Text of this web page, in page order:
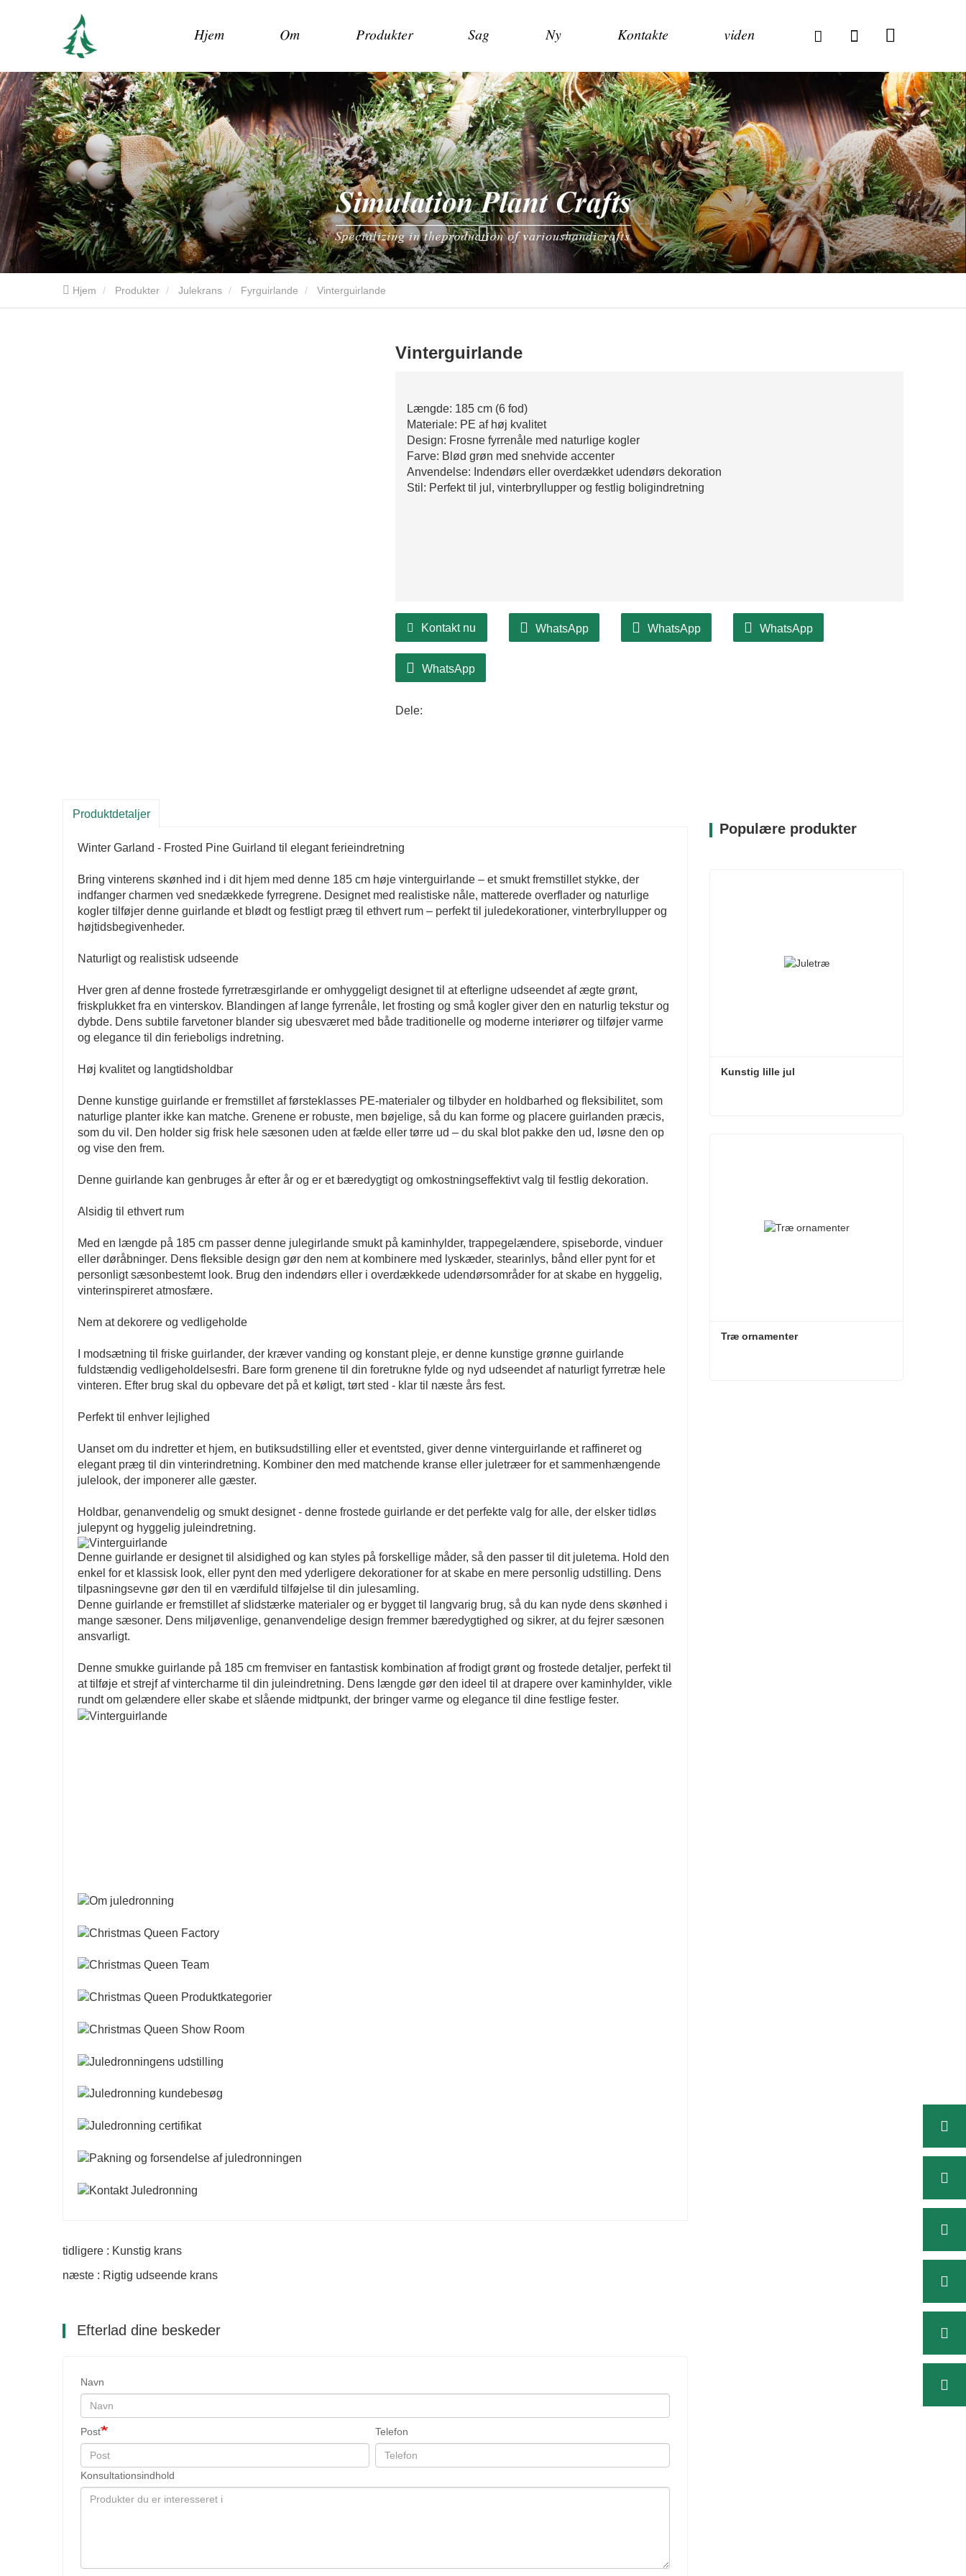
Hjem Om Produkter Sag Ny Kontakte viden
Hjem Produkter Julekrans Fyrguirlande Vinterguirlande
Vinterguirlande
Længde: 185 cm (6 fod)
Materiale: PE af høj kvalitet
Design: Frosne fyrrenåle med naturlige kogler
Farve: Blød grøn med snehvide accenter
Anvendelse: Indendørs eller overdækket udendørs dekoration
Stil: Perfekt til jul, vinterbryllupper og festlig boligindretning
Kontakt nu WhatsApp WhatsApp WhatsApp
WhatsApp
Dele:
Produktdetaljer
Winter Garland - Frosted Pine Guirland til elegant ferieindretning
Bring vinterens skønhed ind i dit hjem med denne 185 cm høje vinterguirlande – et smukt fremstillet stykke, der
indfanger charmen ved snedækkede fyrregrene. Designet med realistiske nåle, matterede overflader og naturlige
kogler tilføjer denne guirlande et blødt og festligt præg til ethvert rum – perfekt til juledekorationer, vinterbryllupper og
højtidsbegivenheder.
Naturligt og realistisk udseende
Hver gren af ​​denne frostede fyrretræsgirlande er omhyggeligt designet til at efterligne udseendet af ægte grønt,
friskplukket fra en vinterskov. Blandingen af ​​lange fyrrenåle, let frosting og små kogler giver den en naturlig tekstur og
dybde. Dens subtile farvetoner blander sig ubesværet med både traditionelle og moderne interiører og tilføjer varme
og elegance til din ferieboligs indretning.
Høj kvalitet og langtidsholdbar
Denne kunstige guirlande er fremstillet af førsteklasses PE-materialer og tilbyder en holdbarhed og fleksibilitet, som
naturlige planter ikke kan matche. Grenene er robuste, men bøjelige, så du kan forme og placere guirlanden præcis,
som du vil. Den holder sig frisk hele sæsonen uden at fælde eller tørre ud – du skal blot pakke den ud, løsne den op
og vise den frem.
Denne guirlande kan genbruges år efter år og er et bæredygtigt og omkostningseffektivt valg til festlig dekoration.
Alsidig til ethvert rum
Med en længde på 185 cm passer denne julegirlande smukt på kaminhylder, trappegelændere, spiseborde, vinduer
eller døråbninger. Dens fleksible design gør den nem at kombinere med lyskæder, stearinlys, bånd eller pynt for et
personligt sæsonbestemt look. Brug den indendørs eller i overdækkede udendørsområder for at skabe en hyggelig,
vinterinspireret atmosfære.
Nem at dekorere og vedligeholde
I modsætning til friske guirlander, der kræver vanding og konstant pleje, er denne kunstige grønne guirlande
fuldstændig vedligeholdelsesfri. Bare form grenene til din foretrukne fylde og nyd udseendet af naturligt fyrretræ hele
vinteren. Efter brug skal du opbevare det på et køligt, tørt sted - klar til næste års fest.
Perfekt til enhver lejlighed
Uanset om du indretter et hjem, en butiksudstilling eller et eventsted, giver denne vinterguirlande et raffineret og
elegant præg til din vinterindretning. Kombiner den med matchende kranse eller juletræer for et sammenhængende
julelook, der imponerer alle gæster.
Holdbar, genanvendelig og smukt designet - denne frostede guirlande er det perfekte valg for alle, der elsker tidløs
julepynt og hyggelig juleindretning.
Denne guirlande er designet til alsidighed og kan styles på forskellige måder, så den passer til dit juletema. Hold den
enkel for et klassisk look, eller pynt den med yderligere dekorationer for at skabe en mere personlig udstilling. Dens
tilpasningsevne gør den til en værdifuld tilføjelse til din julesamling.
Denne guirlande er fremstillet af slidstærke materialer og er bygget til langvarig brug, så du kan nyde dens skønhed i
mange sæsoner. Dens miljøvenlige, genanvendelige design fremmer bæredygtighed og sikrer, at du fejrer sæsonen
ansvarligt.
Denne smukke guirlande på 185 cm fremviser en fantastisk kombination af frodigt grønt og frostede detaljer, perfekt til
at tilføje et strejf af vintercharme til din juleindretning. Dens længde gør den ideel til at drapere over kaminhylder, vikle
rundt om gelændere eller skabe et slående midtpunkt, der bringer varme og elegance til dine festlige fester.
tidligere : Kunstig krans
næste : Rigtig udseende krans
Efterlad dine beskeder
Navn
Post Telefon
Konsultationsindhold
Populære produkter
Kunstig lille jul
Træ ornamenter